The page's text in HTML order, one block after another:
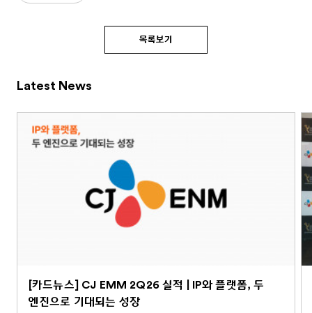
목록보기
Latest News
[카드뉴스] CJ EMM 2Q26 실적 | IP와 플랫폼, 두
엔진으로 기대되는 성장